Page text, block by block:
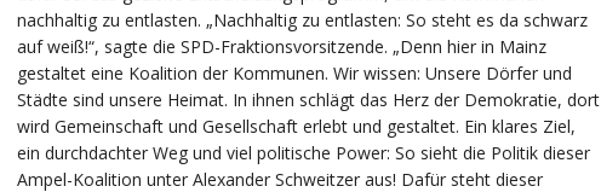
nachhaltig zu entlasten. „Nachhaltig zu entlasten: So steht es da schwarz
auf weiß!“, sagte die SPD-Fraktionsvorsitzende. „Denn hier in Mainz
gestaltet eine Koalition der Kommunen. Wir wissen: Unsere Dörfer und
Städte sind unsere Heimat. In ihnen schlägt das Herz der Demokratie, dort
wird Gemeinschaft und Gesellschaft erlebt und gestaltet. Ein klares Ziel,
ein durchdachter Weg und viel politische Power: So sieht die Politik dieser
Ampel-Koalition unter Alexander Schweitzer aus! Dafür steht dieser